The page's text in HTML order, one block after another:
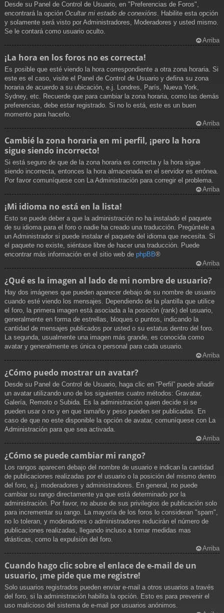
Desde su Panel de Control de Usuario, en "Preferencias de Foros",
encontrará la opción Ocultar mi estado de conexións. Habilite esta opción
y solamente será visto por Administradores, Moderadores y usted mismo.
Se le contará como usuario oculto.
Arriba
¡La hora en los foros no es correcta!
Es posible que esté viendo la hora correspondiente a otra zona horaria. Si
este es el caso, visite el Panel de Control de Usuario y defina su zona
horaria de acuerdo a su ubicación, e.j. Londres, París, Nueva York,
Sydney, etc. Recuerde que para cambiar la zona horaria, como las demás
preferencias, debe estar registrado. Si no lo está, este es un buen
momento para hacerlo.
Arriba
Cambié la zona horaria en mi perfil, ¡pero la hora
sigue siendo incorrecto!
Si está seguro de que de la zona horaria es correcta y la hora sigue
siendo incorrecta, entonces la hora almacenada en el servidor es errónea.
Por favor comuníquese con La Administración para corregir el problema.
Arriba
¡Mi idioma no está en la lista!
Esto se puede deber a que la administración no ha instalado el paquete
de su idioma para el foro o nadie ha creado una traducción. Pregúntele a
un Administrador si puede instalar el paquete del idioma que necesita. Si
el paquete no existe, siéntase libre de hacer una traducción. Puede
encontrar más información en el sitio web de phpBB®
Arriba
¿Qué es la imagen al lado de mi nombre de usuario?
Hay dos imágenes que pueden aparecer debajo de su nombre de usuario
cuando esté viendo los mensajes. Dependiendo de la plantilla que utilice
el foro, la primera imagen está asociada a la posición (rank) del usuario,
generalmente en forma de estrellas, bloques o puntos, indicando la
cantidad de mensajes publicados por usted o su estatus dentro del foro.
La segunda, usualmente una imagen más grande, es conocida como
avatar y generalmente es única o personal para cada usuario.
Arriba
¿Cómo puedo mostrar un avatar?
Desde su Panel de Control de Usuario, haga clic en “Perfil” puede añadir
un avatar utilizando uno de los siguientes cuatro métodos: Gravatar,
Galería, Remoto o Subida. Es la administración quien decide si se
pueden usar o no y en que tamaño y peso pueden ser publicadas. En
caso de que no este disponible la opción de avatar, comuníquese con La
Administración para que sea activada.
Arriba
¿Cómo se puede cambiar mi rango?
Los rangos aparecen debajo del nombre de usuario e indican la cantidad
de publicaciones realizadas por el usuario o la posición del mismo dentro
del foro, e.j. moderadores y administradores. En general, no puede
cambiar su rango directamente ya que está determinado por la
administración. Por favor, no abuse de sus privilegios de publicación solo
para incrementar su rango. La mayoría de los foros lo consideran "spam",
no lo toleran, y moderadores o administradores reducirán el número de
publicaciones realizadas, llegando incluso a tomar medidas mas
drásticas, como la expulsión del foro.
Arriba
Cuando hago clic sobre el enlace de e-mail de un
usuario, ¡me pide que me registre!
Solo usuarios registrados pueden enviar e-mail a otros usuarios a través
del foro, si la administración habilita la opción. Esto es para prevenir el
uso malicioso del sistema de e-mail por usuarios anónimos.